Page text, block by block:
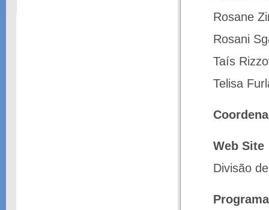
Rosane
Rosani
Taís
Telisa
Web Site
Divisão